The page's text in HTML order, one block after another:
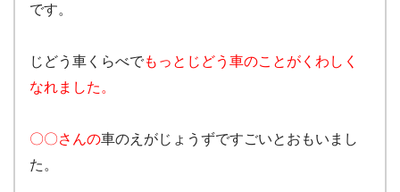
です。
じどう車くらべでもっとじどう車のことがくわしく
なれました。
〇〇さんの車のえがじょうずですごいとおもいまし
た。